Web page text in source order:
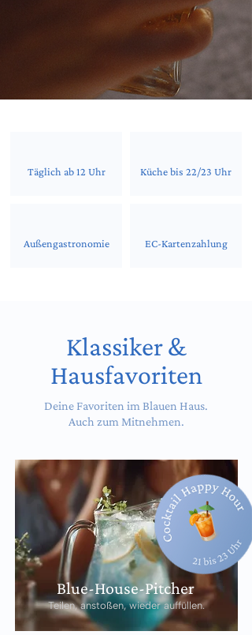
Täglich ab 12 Uhr
Außengastronomie
Küche bis 22/23 Uhr
EC-Kartenzahlung
Klassiker &
Hausfavoriten
Deine Favoriten im Blauen Haus.
Auch zum Mitnehmen.
Blue-House-Pitcher
Teilen, anstoßen, wieder auffüllen.